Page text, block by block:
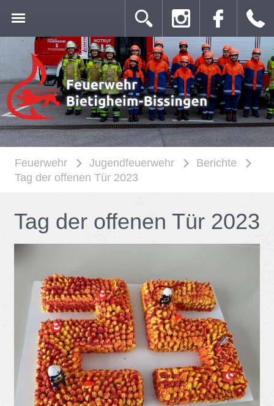
Feuerwehr Jugendfeuerwehr
Berichte
Tag der offenen Tür 2023
Tag der of­fe­nen Tür 2023